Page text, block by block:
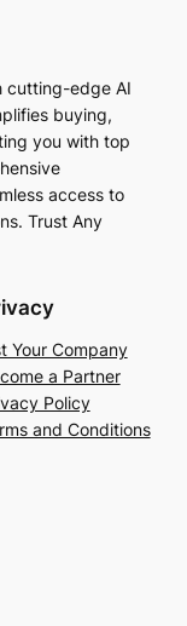
cutting-edge AI
buying,
you with top
access to
Trust Any
Your Company
a Partner
Policy
and Conditions